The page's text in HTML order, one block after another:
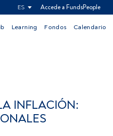
ES Accede a FundsPeople
Learning Fondos Calendario
INFLACIÓN: